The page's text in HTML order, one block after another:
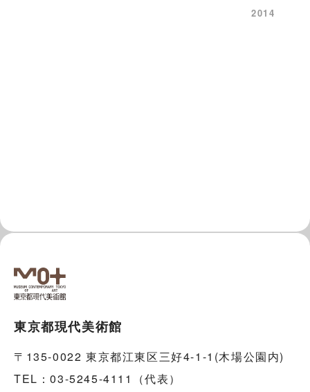
2014
東京都現代美術館
〒135-0022 東京都江東区三好4-1-1(木場公園内)
TEL：03-5245-4111（代表）